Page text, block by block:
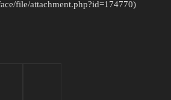
file/attachment.php?id=174770)